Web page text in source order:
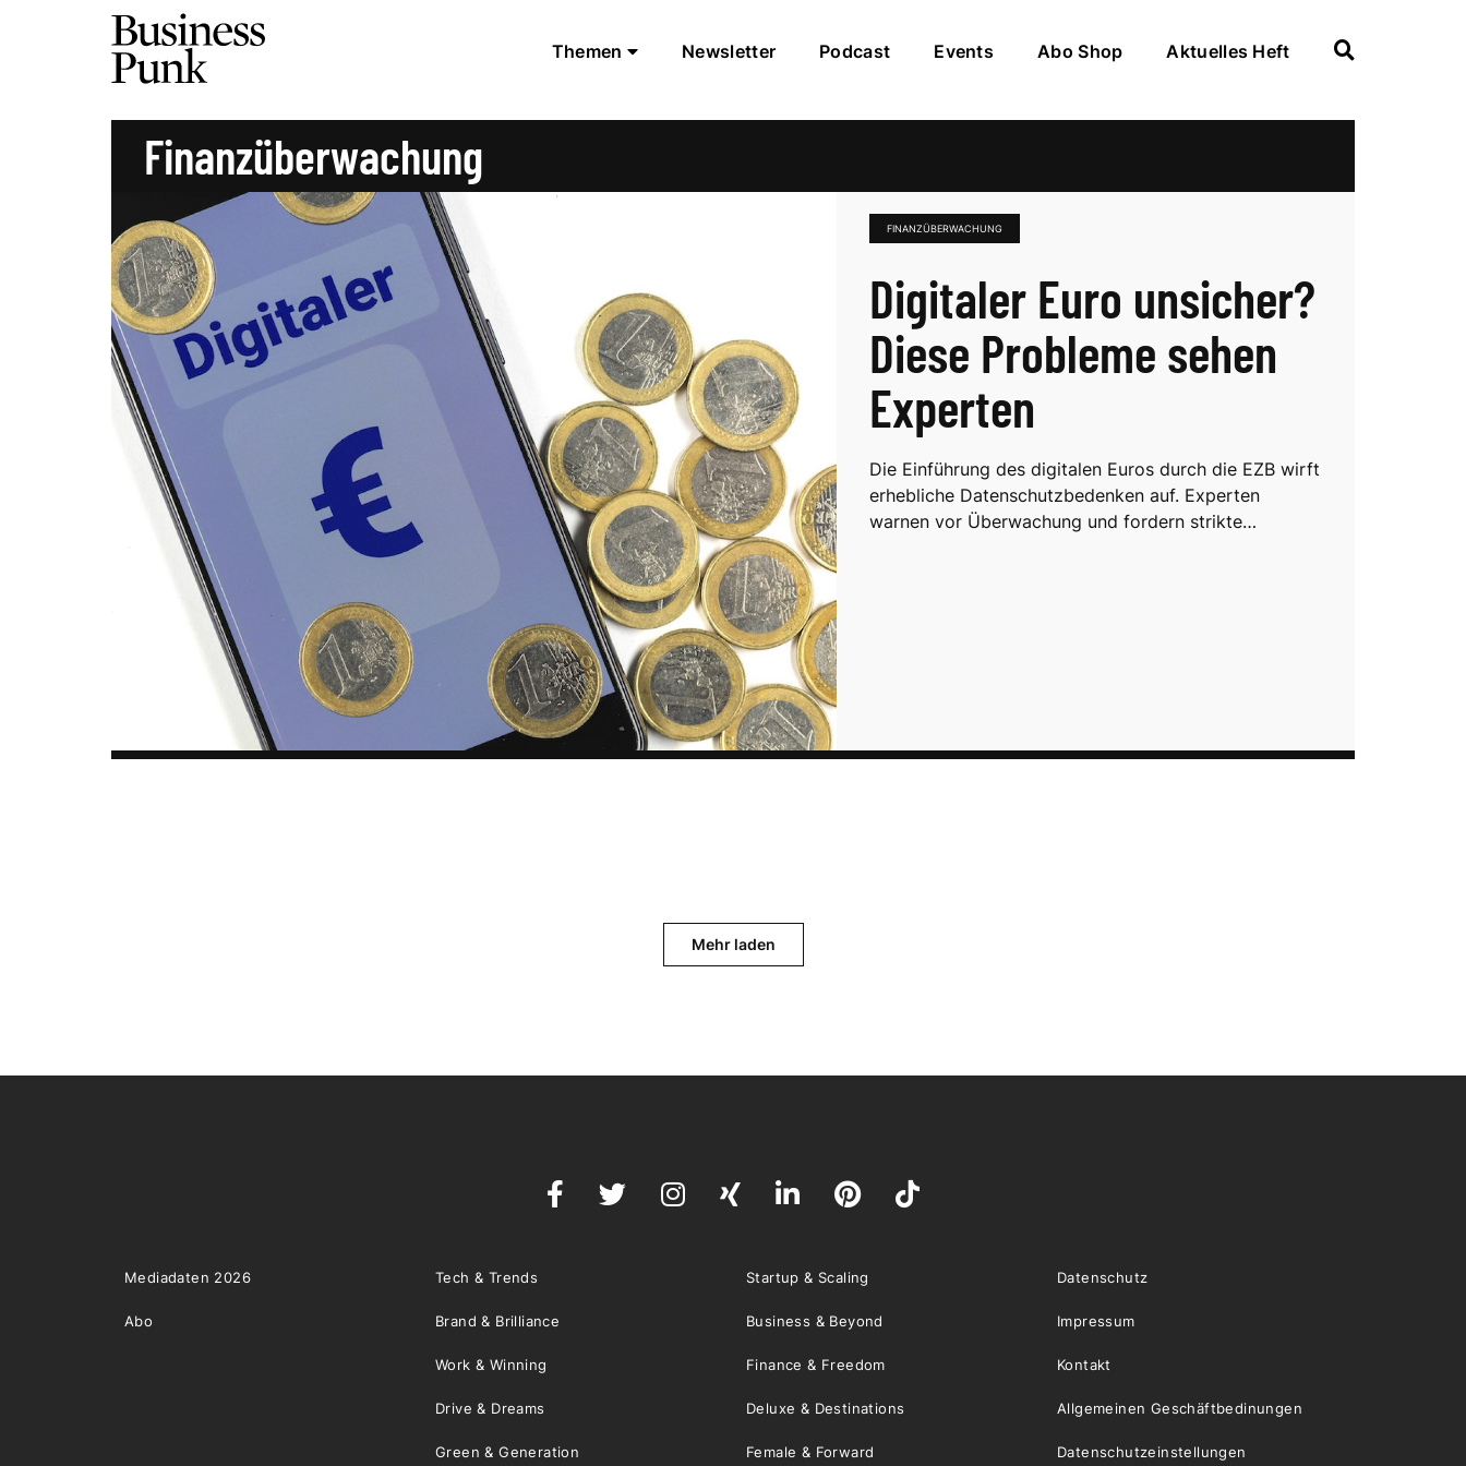
Themen Newsletter Podcast Events Abo Shop Aktuelles Heft
Finanzüberwachung
FINANZÜBERWACHUNG
Digitaler Euro unsicher?
Diese Probleme sehen
Experten
Die Einführung des digitalen Euros durch die EZB wirft
erhebliche Datenschutzbedenken auf. Experten
warnen vor Überwachung und fordern strikte…
Mehr laden
Mediadaten 2026
Abo
Tech & Trends Startup & Scaling
Brand & Brilliance Business & Beyond
Work & Winning Finance & Freedom
Drive & Dreams Deluxe & Destinations
Green & Generation Female & Forward
Datenschutz
Impressum
Kontakt
Allgemeinen Geschäftbedinungen
Datenschutzeinstellungen